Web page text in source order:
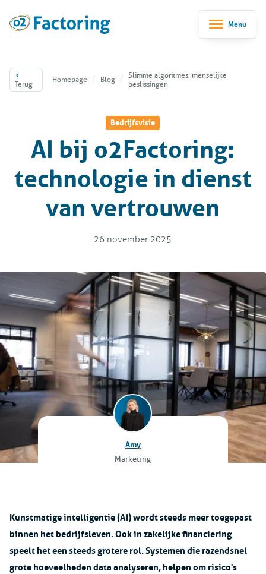
Menu
Terug Homepage Blog
Slimme algoritmes, menselijke
beslissingen
Bedrijfsvisie
AI bij o2Factoring:
technologie in dienst
van vertrouwen
26 november 2025
Amy
Marketing
Kunstmatige intelligentie (AI) wordt steeds meer toegepast
binnen het bedrijfsleven. Ook in zakelijke financiering
speelt het een steeds grotere rol. Systemen die razendsnel
grote hoeveelheden data analyseren, helpen om risico's